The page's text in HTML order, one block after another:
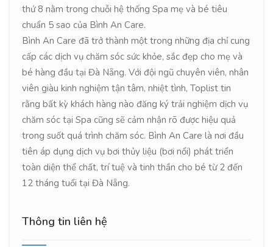
thứ 8 nằm trong chuỗi hệ thống Spa mẹ và bé tiêu
chuẩn 5 sao của Bình An Care.
Bình An Care đã trở thành một trong những địa chỉ cung
cấp các dịch vụ chăm sóc sức khỏe, sắc đẹp cho mẹ và
bé hàng đầu tại Đà Nẵng. Với đội ngũ chuyên viên, nhân
viên giàu kinh nghiệm tận tâm, nhiệt tình, Toplist tin
rằng bất kỳ khách hàng nào đăng ký trải nghiệm dịch vụ
chăm sóc tại Spa cũng sẽ cảm nhận rõ được hiệu quả
trong suốt quá trình chăm sóc. Bình An Care là nơi đầu
tiên áp dụng dịch vụ bơi thủy liệu (bơi nổi) phát triển
toàn diện thể chất, trí tuệ và tinh thần cho bé từ 2 đến
12 tháng tuổi tại Đà Nẵng.
Thông tin liên hệ